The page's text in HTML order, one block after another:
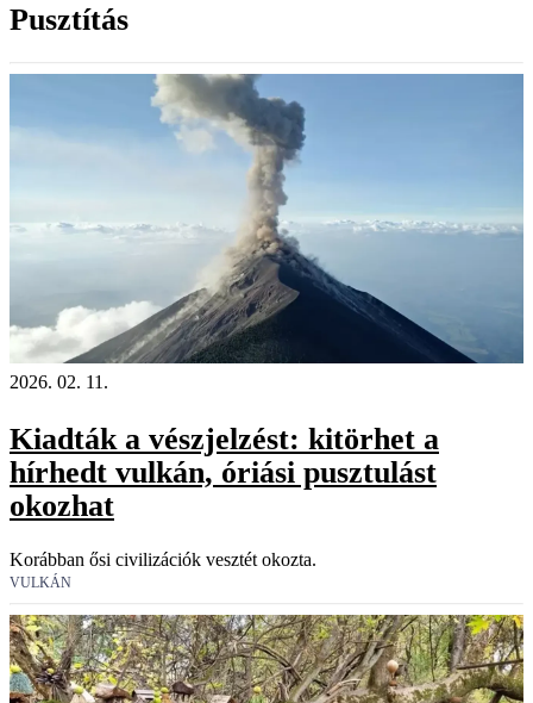
Pusztítás
2026. 02. 11.
Kiadták a vészjelzést: kitörhet a
hírhedt vulkán, óriási pusztulást
okozhat
Korábban ősi civilizációk vesztét okozta.
VULKÁN